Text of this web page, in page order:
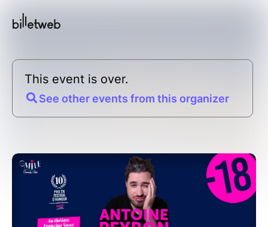
This event is over.
See other events from this organizer